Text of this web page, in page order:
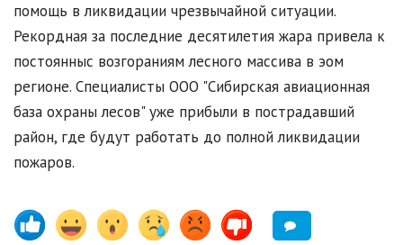
помощь в ликвидации чрезвычайной ситуации.
Рекордная за последние десятилетия жара привела к
постоянныс возгораниям лесного массива в эом
регионе. Специалисты ООО "Сибирская авиационная
база охраны лесов" уже прибыли в пострадавший
район, где будут работать до полной ликвидации
пожаров.